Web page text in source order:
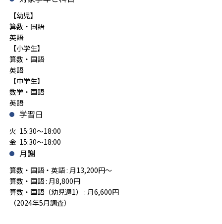
【幼児】
算数・国語
英語
【小学生】
算数・国語
英語
【中学生】
数学・国語
英語
学習日
火 15:30～18:00
金 15:30～18:00
月謝
算数・国語・英語 : 月13,200円～
算数・国語 : 月8,800円
算数・国語（幼児週1） : 月6,600円
（2024年5月調査）